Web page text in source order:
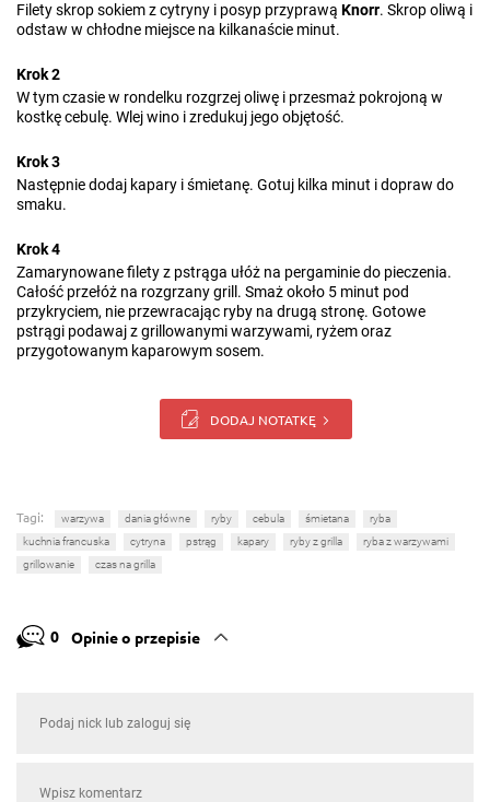
Filety skrop sokiem z cytryny i posyp przyprawą Knorr. Skrop oliwą i
odstaw w chłodne miejsce na kilkanaście minut.
Krok 2
W tym czasie w rondelku rozgrzej oliwę i przesmaż pokrojoną w
kostkę cebulę. Wlej wino i zredukuj jego objętość.
Krok 3
Następnie dodaj kapary i śmietanę. Gotuj kilka minut i dopraw do
smaku.
Krok 4
Zamarynowane filety z pstrąga ułóż na pergaminie do pieczenia.
Całość przełóż na rozgrzany grill. Smaż około 5 minut pod
przykryciem, nie przewracając ryby na drugą stronę. Gotowe
pstrągi podawaj z grillowanymi warzywami, ryżem oraz
przygotowanym kaparowym sosem.
DODAJ NOTATKĘ
Tagi: warzywa dania główne ryby cebula śmietana
ryba
kuchnia francuska
cytryna pstrąg kapary ryby z grilla
ryba z warzywami
grillowanie
czas na grilla
0 Opinie o przepisie